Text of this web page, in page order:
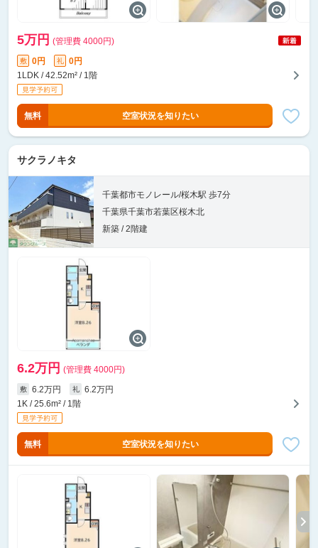
5万円 (管理費 4000円)
敷 0円 礼
0円
1LDK / 42.52m² / 1階
無料 空室状況を知りたい
サクラノキタ
千葉都市モノレール/桜木駅 歩7分
千葉県千葉市若葉区桜木北
新築 / 2階建
6.2万円 (管理費 4000円)
敷 6.2万円 礼
6.2万円
1K / 25.6m² / 1階
無料 空室状況を知りたい